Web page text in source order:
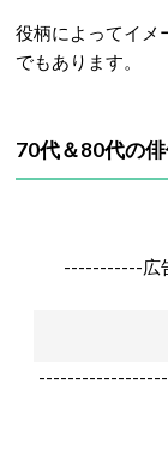
役柄によってイメ
でもあります。
70代＆80代の
-----------広